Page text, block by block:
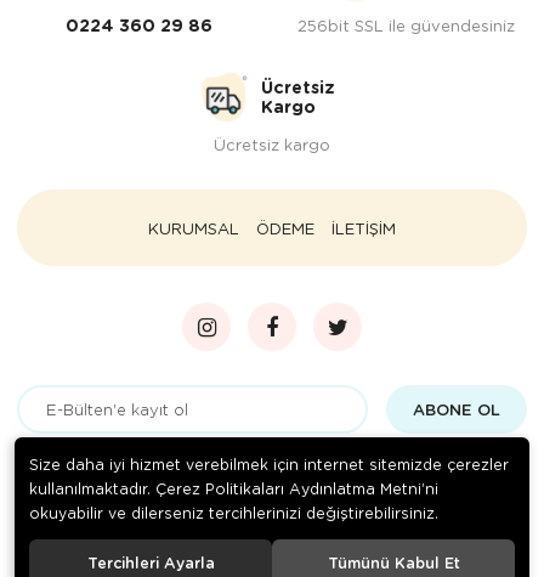
0224 360 29 86
256bit SSL ile güvendesiniz
Ücretsiz
Kargo
Ücretsiz kargo
KURUMSAL ÖDEME İLETİŞİM
ABONE OL
Gizlilik politikasınıokudum ve elektronik posta almayı kabul
ediyorum.
Size daha iyi hizmet verebilmek için internet sitemizde çerezler
kullanılmaktadır. Çerez Politikaları Aydınlatma Metni’ni
okuyabilir ve dilerseniz tercihlerinizi değiştirebilirsiniz.
Tercihleri Ayarla Tümünü Kabul Et